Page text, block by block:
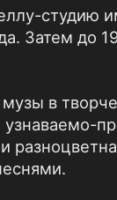
студию
Затем до
в